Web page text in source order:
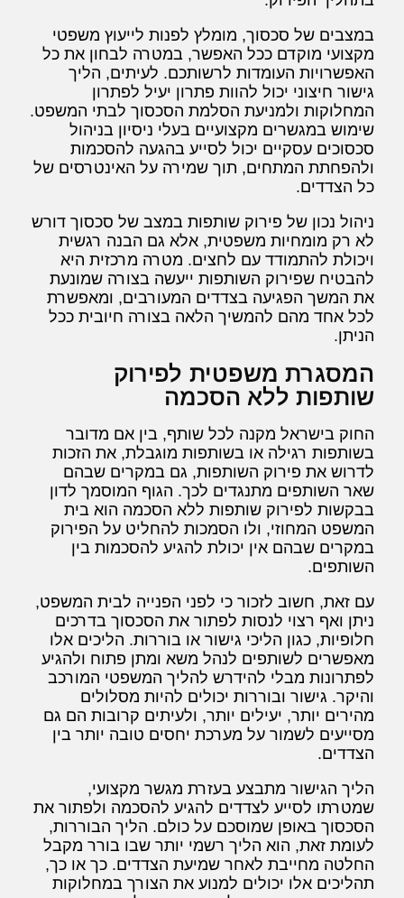
במצבים של סכסוך, מומלץ לפנות לייעוץ משפטי
מקצועי מוקדם ככל האפשר, במטרה לבחון את כל
האפשרויות העומדות לרשותכם. לעיתים, הליך
גישור חיצוני יכול להוות פתרון יעיל לפתרון
המחלוקות ולמניעת הסלמת הסכסוך לבתי המשפט.
שימוש במגשרים מקצועיים בעלי ניסיון בניהול
סכסוכים עסקיים יכול לסייע בהגעה להסכמות
ולהפחתת המתחים, תוך שמירה על האינטרסים של
כל הצדדים.
ניהול נכון של פירוק שותפות במצב של סכסוך דורש
לא רק מומחיות משפטית, אלא גם הבנה רגשית
ויכולת להתמודד עם לחצים. מטרה מרכזית היא
להבטיח שפירוק השותפות ייעשה בצורה שמונעת
את המשך הפגיעה בצדדים המעורבים, ומאפשרת
לכל אחד מהם להמשיך הלאה בצורה חיובית ככל
הניתן.
המסגרת משפטית לפירוק
שותפות ללא הסכמה
החוק בישראל מקנה לכל שותף, בין אם מדובר
בשותפות רגילה או בשותפות מוגבלת, את הזכות
לדרוש את פירוק השותפות, גם במקרים שבהם
שאר השותפים מתנגדים לכך. הגוף המוסמך לדון
בבקשות לפירוק שותפות ללא הסכמה הוא בית
המשפט המחוזי, ולו הסמכות להחליט על הפירוק
במקרים שבהם אין יכולת להגיע להסכמות בין
השותפים.
עם זאת, חשוב לזכור כי לפני הפנייה לבית המשפט,
ניתן ואף רצוי לנסות לפתור את הסכסוך בדרכים
חלופיות, כגון הליכי גישור או בוררות. הליכים אלו
מאפשרים לשותפים לנהל משא ומתן פתוח ולהגיע
לפתרונות מבלי להידרש להליך המשפטי המורכב
והיקר. גישור ובוררות יכולים להיות מסלולים
מהירים יותר, יעילים יותר, ולעיתים קרובות הם גם
מסייעים לשמור על מערכת יחסים טובה יותר בין
הצדדים.
הליך הגישור מתבצע בעזרת מגשר מקצועי,
שמטרתו לסייע לצדדים להגיע להסכמה ולפתור את
הסכסוך באופן שמוסכם על כולם. הליך הבוררות,
לעומת זאת, הוא הליך רשמי יותר שבו בורר מקבל
החלטה מחייבת לאחר שמיעת הצדדים. כך או כך,
תהליכים אלו יכולים למנוע את הצורך במחלוקות